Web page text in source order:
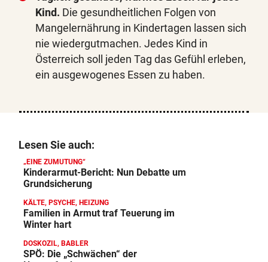
Kind. Die gesundheitlichen Folgen von
Mangelernährung in Kindertagen lassen sich
nie wiedergutmachen. Jedes Kind in
Österreich soll jeden Tag das Gefühl erleben,
ein ausgewogenes Essen zu haben.
Lesen Sie auch:
„EINE ZUMUTUNG“
Kinderarmut-Bericht: Nun Debatte um
Grundsicherung
KÄLTE, PSYCHE, HEIZUNG
Familien in Armut traf Teuerung im
Winter hart
DOSKOZIL, BABLER
SPÖ: Die „Schwächen“ der